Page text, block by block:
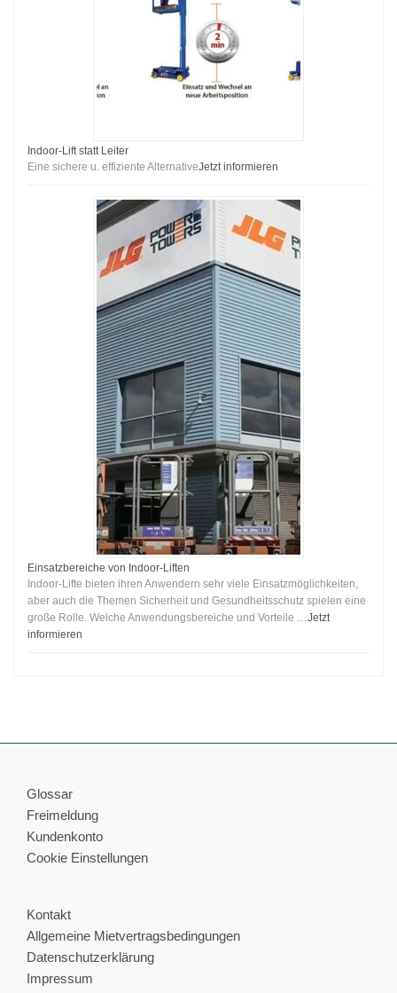
Indoor-Lift statt Leiter
Eine sichere u. effiziente AlternativeJetzt informieren
Einsatzbereiche von Indoor-Liften
Indoor-Lifte bieten ihren Anwendern sehr viele Einsatzmöglichkeiten,
aber auch die Themen Sicherheit und Gesundheitsschutz spielen eine
große Rolle. Welche Anwendungsbereiche und Vorteile …Jetzt
informieren
Glossar
Freimeldung
Kundenkonto
Cookie Einstellungen
Kontakt
Allgemeine Mietvertragsbedingungen
Datenschutzerklärung
Impressum